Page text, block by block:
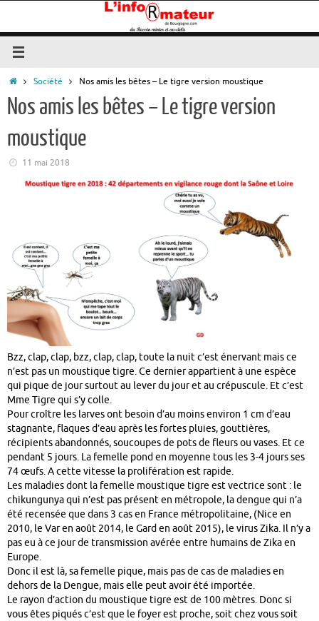
contenu
Accueil
Société Nos amis les bêtes – Le tigre version moustique
Nos amis les bêtes – Le tigre version
moustique
11 mai 2018
Bzz, clap, clap, bzz, clap, clap, toute la nuit c’est énervant mais ce
n’est pas un moustique tigre. Ce dernier appartient à une espèce
qui pique de jour surtout au lever du jour et au crépuscule. Et c’est
Mme Tigre qui s’y colle.
Pour croître les larves ont besoin d’au moins environ 1 cm d’eau
stagnante, flaques d’eau après les fortes pluies, gouttières,
récipients abandonnés, soucoupes de pots de fleurs ou vases. Et ce
pendant 5 jours. La femelle pond en moyenne tous les 3-4 jours ses
74 œufs. A cette vitesse la prolifération est rapide.
Les maladies dont la femelle moustique tigre est vectrice sont : le
chikungunya qui n’est pas présent en métropole, la dengue qui n’a
été recensée que dans 3 cas en France métropolitaine, (Nice en
2010, le Var en août 2014, le Gard en août 2015), le virus Zika. Il n’y a
pas eu à ce jour de transmission avérée entre humains de Zika en
Europe.
Donc il est là, sa femelle pique, mais pas de cas de maladies en
dehors de la Dengue, mais elle peut avoir été importée.
Le rayon d’action du moustique tigre est de 100 mètres. Donc si
vous êtes piqués c’est que le foyer est proche, soit chez vous soit